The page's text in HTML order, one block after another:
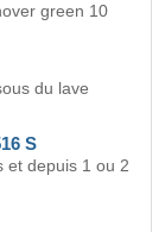
green 10
du lave
S
et depuis 1 ou 2